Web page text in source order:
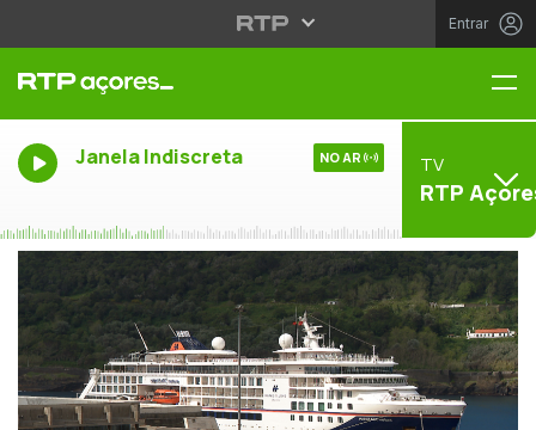
Entrar
Janela Indiscreta NO AR TV
RTP